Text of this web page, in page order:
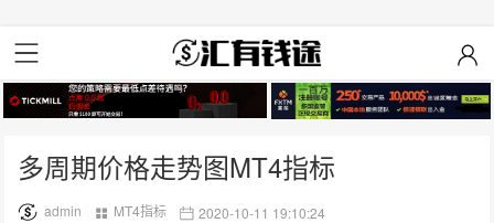
多周期价格走势图MT4指标
admin MT4指标
2020-10-11 19:10:24